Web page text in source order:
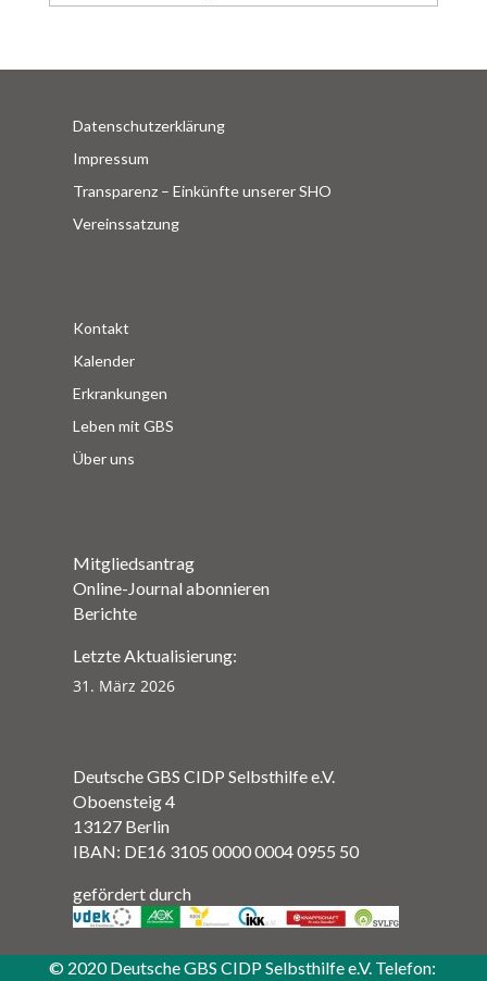
Datenschutzerklärung
Impressum
Transparenz – Einkünfte unserer SHO
Vereinssatzung
Kontakt
Kalender
Erkrankungen
Leben mit GBS
Über uns
Mitgliedsantrag
Online-Journal abonnieren
Berichte
Letzte Aktualisierung:
31. März 2026
Deutsche GBS CIDP Selbsthilfe e.V.
Oboensteig 4
13127 Berlin
IBAN: DE16 3105 0000 0004 0955 50
gefördert durch
© 2020 Deutsche GBS CIDP Selbsthilfe e.V. Telefon: